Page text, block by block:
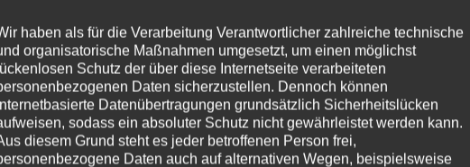
72,6 mm
72.6
112 mm
haben als für die Verarbeitung Verantwortlicher zahlreiche technische
organisatorische Maßnahmen umgesetzt, um einen möglichst
lückenlosen Schutz der über diese Internetseite verarbeiteten
Daten sicherzustellen. Dennoch können
Internetbasierte Datenübertragungen grundsätzlich Sicherheitslücken
sodass ein absoluter Schutz nicht gewährleistet werden kann.
diesem Grund steht es jeder betroffenen Person frei,
Daten auch auf alternativen Wegen, beispielsweise